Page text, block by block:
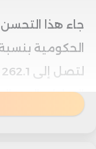
جاء هذا
الإيرادات
4.2%، لتصل إلى 182.5 مليار يورو.